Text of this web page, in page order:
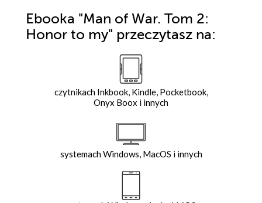
Ebooka "Man of War. Tom 2:
Honor to my" przeczytasz na:
czytnikach Inkbook, Kindle, Pocketbook,
Onyx Boox i innych
systemach Windows, MacOS i innych